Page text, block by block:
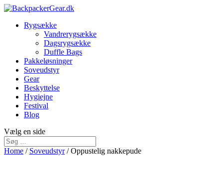
Rygsække
Vandrerygsække
Dagsrygsække
Duffle Bags
Pakkeløsninger
Soveudstyr
Gear
Beskyttelse
Hygiejne
Festival
Blog
Vælg en side
Home / Soveudstyr/ Oppustelig nakkepude